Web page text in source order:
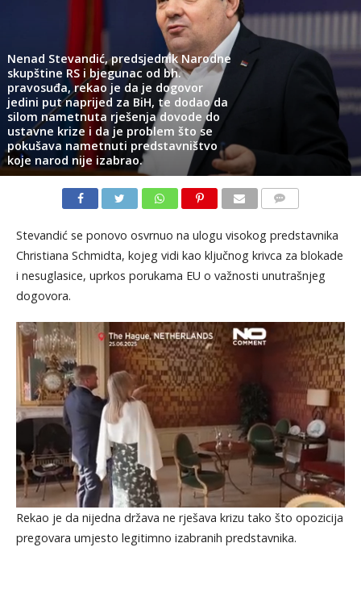
Nenad Stevandić, predsjednik Narodne
skupštine RS i bjegunac od bh.
pravosuđa, rekao je da je dogovor
jedini put naprijed za BiH, te dodao da
silom nametnuta rješenja dovode do
ustavne krize i da je problem što se
pokušava nametnuti predstavništvo
koje narod nije izabrao.
Stevandić se ponovo osvrnuo na ulogu visokog predstavnika
Christiana Schmidta, kojeg vidi kao ključnog krivca za blokade
i nesuglasice, uprkos porukama EU o važnosti unutrašnjeg
dogovora.
Rekao je da nijedna država ne rješava krizu tako što opozicija
pregovara umjesto legitimno izabranih predstavnika.